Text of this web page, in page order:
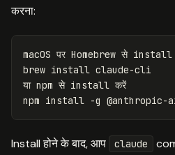
करना:
macOS पर Homebrew से install
brew install claude-cli
या npm से install करें
npm install -g
Install होने के बाद, आप claude